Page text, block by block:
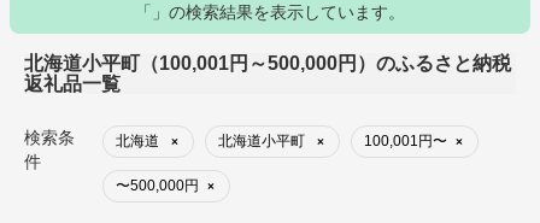
「」の検索結果を表示しています。
北海道小平町（100,001円～500,000円）のふるさと納税
返礼品一覧
検索条
件
北海道 × 北海道小平町 × 100,001円〜 ×
〜500,000円 ×